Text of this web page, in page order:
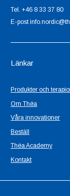
Tel. +46 8 33 37 80
E-post
Länkar
Produkter och
Om Théa
Våra innovationer
Beställ
Théa Academy
Kontakt